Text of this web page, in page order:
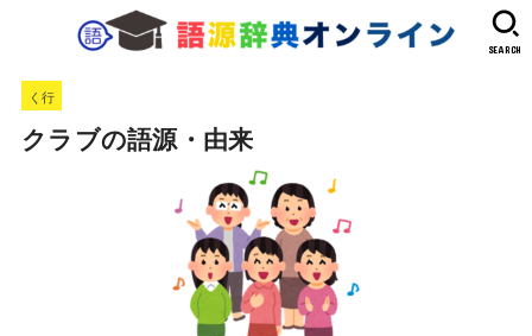
SEARCH
く行
クラブの語源・由来